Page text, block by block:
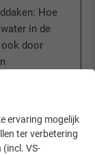
Hoe
in de
ook door
tot 7°
uit te
ervaring mogelijk
ter verbetering
VS-